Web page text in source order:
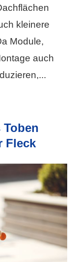
kleinere
Module,
auch
Fleck